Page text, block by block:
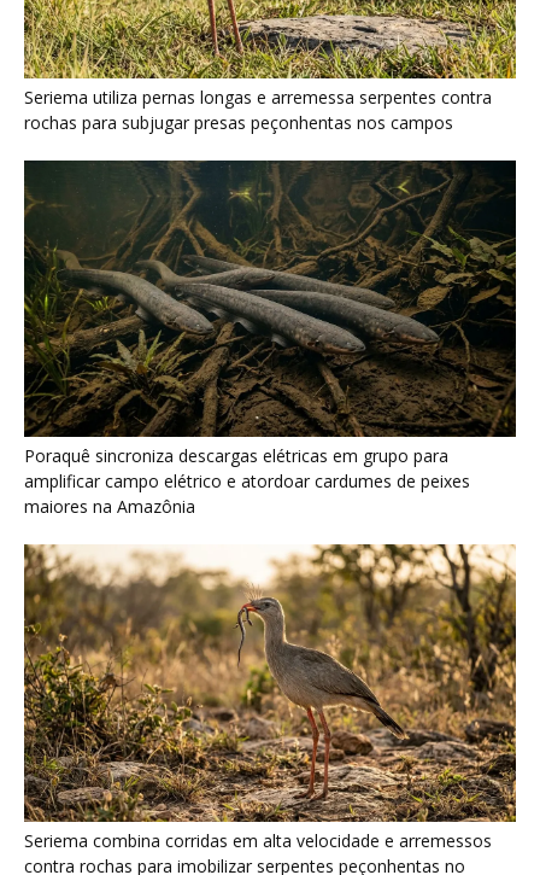
Seriema utiliza pernas longas e arremessa serpentes contra
rochas para subjugar presas peçonhentas nos campos
Poraquê sincroniza descargas elétricas em grupo para
amplificar campo elétrico e atordoar cardumes de peixes
maiores na Amazônia
Seriema combina corridas em alta velocidade e arremessos
contra rochas para imobilizar serpentes peçonhentas no